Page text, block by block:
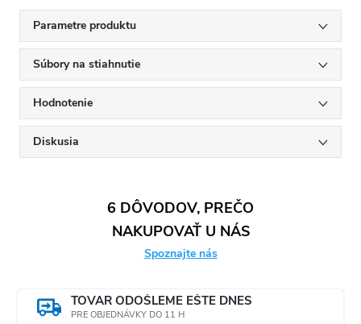
Parametre produktu
Súbory na stiahnutie
Hodnotenie
Diskusia
6 DÔVODOV, PREČO
NAKUPOVAŤ U NÁS
Spoznajte nás
TOVAR ODOŠLEME EŠTE DNES
PRE OBJEDNÁVKY DO 11 H